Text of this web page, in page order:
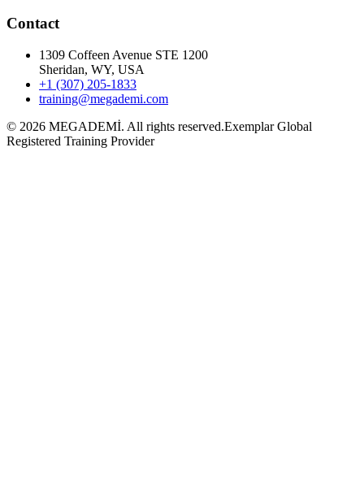
Contact
1309 Coffeen Avenue STE 1200
Sheridan, WY, USA
+1 (307) 205-1833
training@megademi.com
© 2026 MEGADEMİ. All rights reserved.Exemplar Global
Registered Training Provider